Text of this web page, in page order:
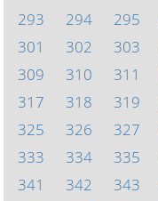
293
294 295
301
302 303
309
310 311
317
318 319
325
326 327
333
334 335
341
342 343